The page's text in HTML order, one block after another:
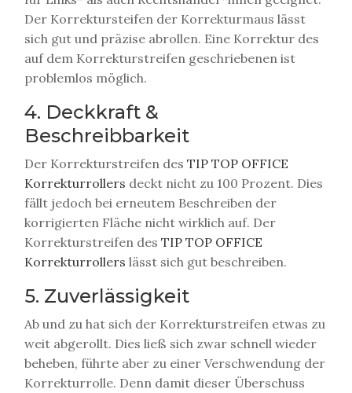
Der Korrektursteifen der Korrekturmaus lässt
sich gut und präzise abrollen. Eine Korrektur des
auf dem Korrekturstreifen geschriebenen ist
problemlos möglich.
4. Deckkraft &
Beschreibbarkeit
Der Korrekturstreifen des TIP TOP OFFICE
Korrekturrollers deckt nicht zu 100 Prozent. Dies
fällt jedoch bei erneutem Beschreiben der
korrigierten Fläche nicht wirklich auf. Der
Korrekturstreifen des TIP TOP OFFICE
Korrekturrollers lässt sich gut beschreiben.
5. Zuverlässigkeit
Ab und zu hat sich der Korrekturstreifen etwas zu
weit abgerollt. Dies ließ sich zwar schnell wieder
beheben, führte aber zu einer Verschwendung der
Korrekturrolle. Denn damit dieser Überschuss